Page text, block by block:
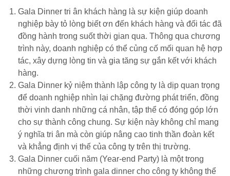
Gala Dinner tri ân khách hàng là sự kiện giúp doanh
nghiệp bày tỏ lòng biết ơn đến khách hàng và đối tác đã
đồng hành trong suốt thời gian qua. Thông qua chương
trình này, doanh nghiệp có thể củng cố mối quan hệ hợp
tác, xây dựng lòng tin và gia tăng sự gắn kết với khách
hàng.
Gala Dinner kỷ niệm thành lập công ty là dịp quan trọng
để doanh nghiệp nhìn lại chặng đường phát triển, đồng
thời vinh danh những cá nhân, tập thể có đóng góp lớn
cho sự thành công chung. Sự kiện này không chỉ mang
ý nghĩa tri ân mà còn giúp nâng cao tinh thần đoàn kết
và khẳng định vị thế của công ty trên thị trường.
Gala Dinner cuối năm (Year-end Party) là một trong
những chương trình gala dinner cho công ty không thể